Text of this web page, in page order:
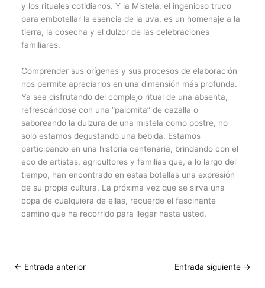
y los rituales cotidianos. Y la Mistela, el ingenioso truco
para embotellar la esencia de la uva, es un homenaje a la
tierra, la cosecha y el dulzor de las celebraciones
familiares.
Comprender sus orígenes y sus procesos de elaboración
nos permite apreciarlos en una dimensión más profunda.
Ya sea disfrutando del complejo ritual de una absenta,
refrescándose con una “palomita” de cazalla o
saboreando la dulzura de una mistela como postre, no
solo estamos degustando una bebida. Estamos
participando en una historia centenaria, brindando con el
eco de artistas, agricultores y familias que, a lo largo del
tiempo, han encontrado en estas botellas una expresión
de su propia cultura. La próxima vez que se sirva una
copa de cualquiera de ellas, recuerde el fascinante
camino que ha recorrido para llegar hasta usted.
← Entrada anterior Entrada siguiente →